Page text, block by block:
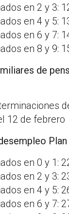
en 2 y 3:
en 4 y 5:
en 6 y 7:
en 8 y 9:
de
12 de febrero
Plan
en 0 y 1:
en 2 y 3:
en 4 y 5:
en 6 y 7: